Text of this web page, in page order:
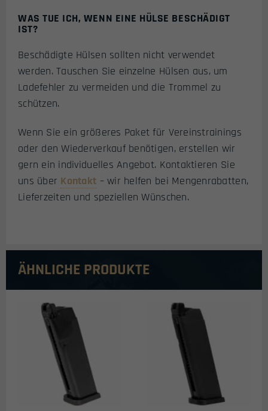
WAS TUE ICH, WENN EINE HÜLSE BESCHÄDIGT
IST?
Beschädigte Hülsen sollten nicht verwendet
werden. Tauschen Sie einzelne Hülsen aus, um
Ladefehler zu vermeiden und die Trommel zu
schützen.
Wenn Sie ein größeres Paket für Vereinstrainings
oder den Wiederverkauf benötigen, erstellen wir
gern ein individuelles Angebot. Kontaktieren Sie
uns über Kontakt – wir helfen bei Mengenrabatten,
Lieferzeiten und speziellen Wünschen.
ÄHNLICHE PRODUKTE